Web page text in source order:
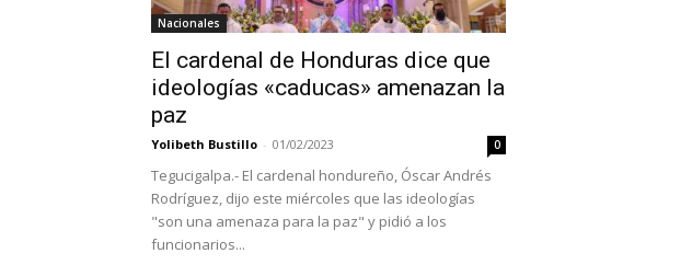
Nacionales
El cardenal de Honduras dice que
ideologías «caducas» amenazan la
paz
Yolibeth Bustillo - 01/02/2023 0
Tegucigalpa.- El cardenal hondureño, Óscar Andrés
Rodríguez, dijo este miércoles que las ideologías
"son una amenaza para la paz" y pidió a los
funcionarios...